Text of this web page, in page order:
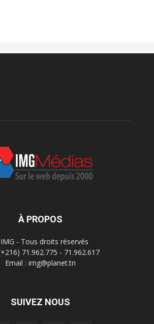
À PROPOS
- Tous droits réservés
71.962.775 - 71.962.617
Email : img@planet.tn
SUIVEZ NOUS